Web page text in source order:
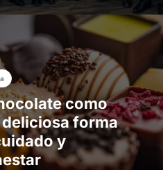
como
deliciosa forma
y